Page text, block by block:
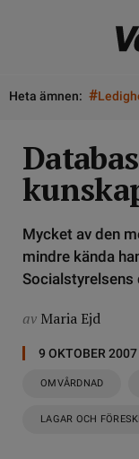
Heta ämnen: #
Mycket av den
mindre kända
Socialstyrelsens
av Maria Ejd
9 OKTOBER 2007
OMVÅRDNAD
LAGAR OCH